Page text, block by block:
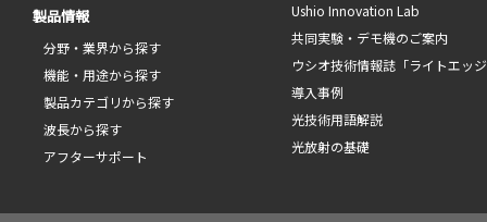
製品情報
分野・業界から探す
機能・用途から探す
製品カテゴリから探す
波長から探す
アフターサポート
Ushio Innovation Lab
共同実験・デモ機のご案内
ウシオ技術情報誌「ライトエッ
導入事例
光技術用語解説
光放射の基礎